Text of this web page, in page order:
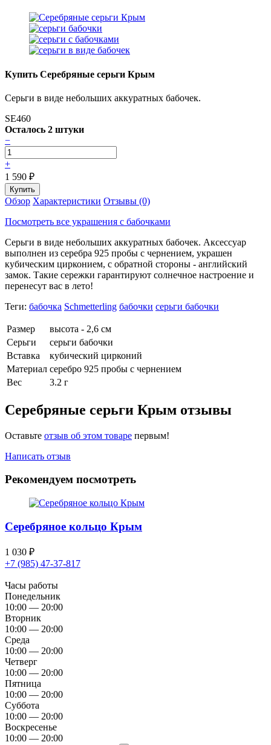
Купить Серебряные серьги Крым
Серьги в виде небольших аккуратных бабочек.
SE460
Осталось 2 штуки
−
+
1 590 ₽
Обзор Характеристики Отзывы (0)
Посмотреть все украшения с бабочками
Серьги в виде небольших аккуратных бабочек. Аксессуар
выполнен из серебра 925 пробы с чернением, украшен
кубическим цирконием, с обратной стороны - английский
замок. Такие сережки гарантируют солнечное настроение и
перенесут вас в лето!
Теги: бабочка Schmetterling бабочки серьги бабочки
Размер
высота - 2,6 см
Серьги
серьги бабочки
Вставка
кубический цирконий
Материал серебро 925 пробы с чернением
Вес
3.2 г
Серебряные серьги Крым отзывы
Оставьте отзыв об этом товаре первым!
Написать отзыв
Рекомендуем посмотреть
Серебряное кольцо Крым
1 030 ₽
+7 (985) 47-37-817
Часы работы
Понедельник
10:00 — 20:00
Вторник
10:00 — 20:00
Среда
10:00 — 20:00
Четверг
10:00 — 20:00
Пятница
10:00 — 20:00
Суббота
10:00 — 20:00
Воскресенье
10:00 — 20:00